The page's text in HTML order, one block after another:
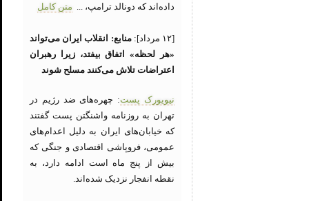
داده‌اند که دونالد ترامپ، ... متن کامل
[۱۲ مرداد]:
منابع: انقلاب ایران می‌تواند
«هر لحظه» اتفاق بیفتد، زیرا رهبران
اعتراضات تلاش می‌کنند مسلح شوند
نیویورک پست: چهره‌های ضد رژیم در
تهران به روزنامه واشنگتن پست گفتند
که خیابان‌های ایران به دلیل اعدام‌های
عمومی، فروپاشی اقتصادی و جنگی که
بیش از پنج ماه است ادامه دارد، به
نقطه انفجار نزدیک شده‌اند.